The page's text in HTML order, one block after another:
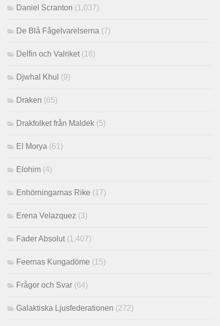
Daniel Scranton (1,037)
De Blå Fågelvarelserna (7)
Delfin och Valriket (16)
Djwhal Khul (9)
Draken (65)
Drakfolket från Maldek (5)
El Morya (61)
Elohim (4)
Enhörningarnas Rike (17)
Erena Velazquez (3)
Fader Absolut (1,407)
Feernas Kungadöme (15)
Frågor och Svar (64)
Galaktiska Ljusfederationen (272)